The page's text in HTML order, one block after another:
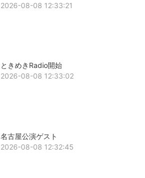
2026-08-08 12:33:21
ときめきRadio開始
2026-08-08 12:33:02
名古屋公演ゲスト
2026-08-08 12:32:45